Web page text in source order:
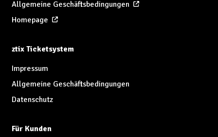
Allgemeine Geschäftsbedingungen
Homepage
ztix Ticketsystem
Impressum
Allgemeine Geschäftsbedingungen
Datenschutz
Für Kunden